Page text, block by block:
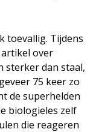
toevallig. Tijdens
over
sterker dan staal,
75 keer zo
de superhelden
biologieles zelf
die reageren